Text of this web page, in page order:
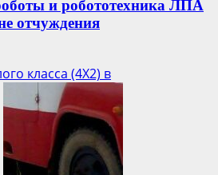
и робототехника ЛПА
отчуждения
класса (4Х2) в